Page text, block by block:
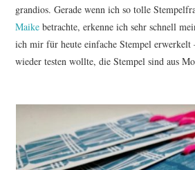
grandios. Gerade wenn ich so tolle
Maikebetrachte, erkenne ich sehr schnell
ich mir für heute einfache Stempel
wieder testen wollte, die Stempel sind aus